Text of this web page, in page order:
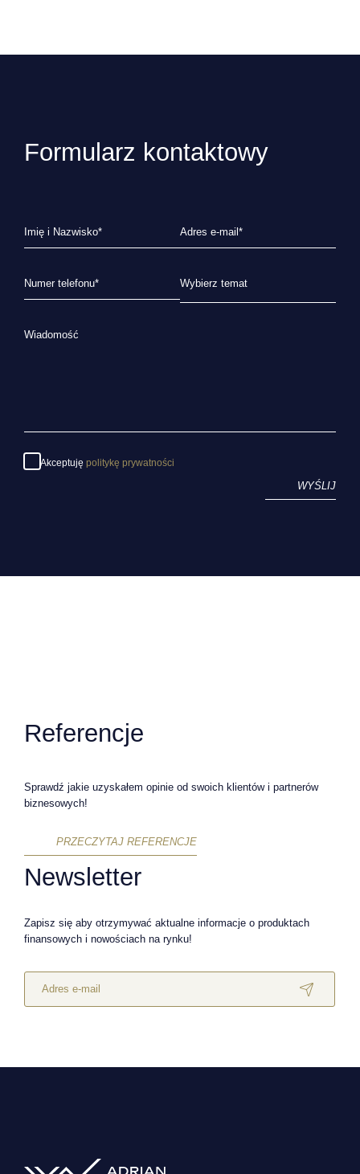
Formularz kontaktowy
Imię i Nazwisko* Adres e-mail*
Numer telefonu*
Wiadomość
Akceptuję politykę prywatności
WYŚLIJ
Referencje
Sprawdź jakie uzyskałem opinie od swoich klientów i partnerów
biznesowych!
PRZECZYTAJ REFERENCJE
Newsletter
Zapisz się aby otrzymywać aktualne informacje o produktach
finansowych i nowościach na rynku!
Adres e-mail